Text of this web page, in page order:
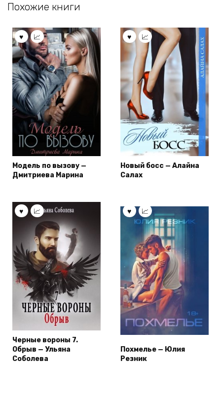
Похожие книги
Модель по вызову —
Дмитриева Марина
Новый босс — Алайна
Салах
Черные вороны 7.
Обрыв — Ульяна
Соболева
Похмелье — Юлия
Резник